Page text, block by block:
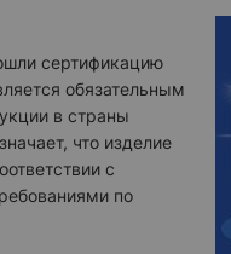
сертификацию
обязательным
в страны
что изделие
с
по